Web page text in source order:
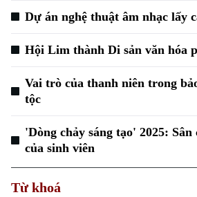
Dự án nghệ thuật âm nhạc lấy
Hội Lim thành Di sản văn hóa
Vai trò của thanh niên trong
tộc
'Dòng chảy sáng tạo' 2025:
của sinh viên
Từ khoá